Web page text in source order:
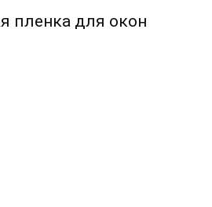
пленка для окон